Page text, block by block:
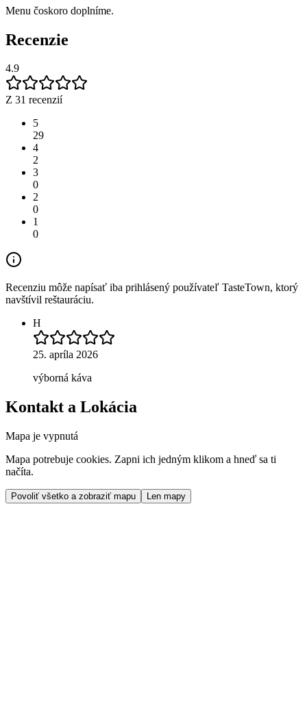
Menu čoskoro doplníme.
Recenzie
4.9
Z 31 recenzií
5
29
4
2
3
0
2
0
1
0
Recenziu môže napísať iba prihlásený používateľ TasteTown, ktorý
navštívil reštauráciu.
H
25. apríla 2026
výborná káva
Kontakt a Lokácia
Mapa je vypnutá
Mapa potrebuje cookies. Zapni ich jedným klikom a hneď sa ti
načíta.
Povoliť všetko a zobraziť mapu Len mapy